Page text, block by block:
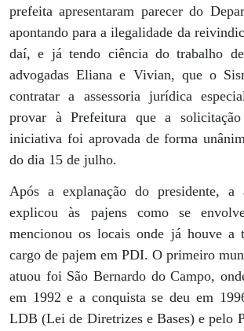
prefeita apresentaram parecer do
apontando para a ilegalidade da
daí, e já tendo ciência do trabalho
advogadas Eliana e Vivian, que o
contratar a assessoria jurídica
provar à Prefeitura que a
iniciativa foi aprovada de forma
do dia 15 de julho.
Após a explanação do presidente, a
explicou às pajens como se
mencionou os locais onde já houve a
cargo de pajem em PDI. O primeiro
atuou foi São Bernardo do Campo,
em 1992 e a conquista se deu em
LDB (Lei de Diretrizes e Bases) e pelo